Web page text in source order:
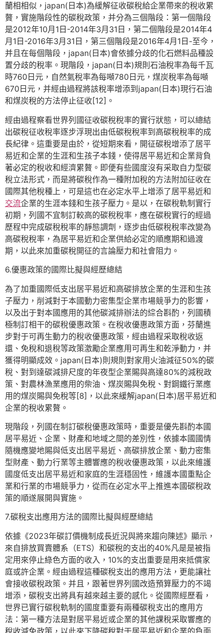
蘭相相似，japan(日本)為緩解征收碳稅給企業帶來的稅收累
贅，實施階段性的碳稅政策，并分為三個階段：第一個階段
是2012年10月1日-2014年3月31日，第二個階段是2014年4
月1日-2016年3月31日，第三個階段是2016年4月1日-至今，
并且在每個階段，japan(日本)會依據分歧的化石燃料品種設
置分歧的稅率。現階段，japan(日本)規則石油稅率為每千瓦
時760日元，自然氣稅率為每噸780日元，煤炭稅率為每噸
670日元，并經由過程將該稅率增添到japan(日本)現行石油
和煤炭稅的方法停止征收[12]。
經由過程察看世界列國征收碳稅稅率的實行狀態，可以總結
出碳稅征收稅率逐步浮現出由低碳稅稅率到高碳稅稅率的成
長紀律。這重要是由於，從短期來看，開征碳稅增添了居平
易近和企業的生涯和生孩子本錢，使得居平易近和企業背負
著必定的稅收和經濟累贅。即便有些國度沒有采取自力型碳
稅立法形式，而是將碳稅作為一種附加稅的方法附加征收在
國際其他稅種上，可是這也在必定水平上增添了居平易近和
交流企業的生涯本錢和生孩子壓力。是以，在碳稅軌制實行
初期，列國不宜制訂較高的碳稅稅率，應在碳稅實行的經過
歷程中完成碳稅稅率的靜態調劑，逐步由低碳稅稅率改變為
高碳稅稅率，為居平易近和企業供給必定的順應期和過渡
期，以此來加重碳稅開征的言論壓力和社會阻力。
6.優惠政策的國際比擬與經歷總結
為了加重國際低支出居平易近和高碳排放企業的生涯和生孩
子壓力，削減對于本國動力密集型企業市場競爭力的影響，
以及出于對本國應用的其他碳減排辦法的綜合斟酌，列國積
極制訂相干的碳稅優惠政策。在稅收優惠政策方面，芬蘭進
步對于可再生動力的稅收優惠政策，經由過程采取稅收返
還、免稅和退稅等政策激勵企業應用可再生和乾淨動力，并
獲得明顯成效。japan(日本)則規則對家用火油減征50%的碳
稅、對到達碳減排尺度的年夜型企業賜與高達80%的減稅政
策、對農林漁業應用的柴油、煤炭賜與免稅、對鋼鐵行業應
用的煤炭賜與免稅等[8]，以此來緩解japan(日本)居平易近和
企業的稅收累贅。
現階段，列國在制訂碳稅優惠政策時，重要是優先斟酌本國
居平易近、企業、財產和地域之間的差別性，依據本國國情
隨機應變地賜與低支出居平易近、高碳排放企業、動力密集
型財產、動力行業等主體響應的稅收優惠政策，以此來維護
國度低支出居平易近和家庭的生涯穩固性，維護本國重點企
業和行業的市場競爭力，從而在必定水平上推進本國碳稅政
策的順遂展開與實施。
7.碳稅支出應用方法的國際比擬與經歷總結
依據《2023年碳訂價機制成長近況與將來趨向陳述》顯示，
來自排放買賣體系（ETS）和碳稅的支出的40%凡是是被指
定用來停止綠色方面的收入，10%的支出重要是用來抵償家
庭或許企業。經由過程這種碳稅支出的應用方法，更能讓社
會接收碳稅政策。并且，跟著世界列國改造預算壓力的不竭
增添，碳稅支出將具有越來越主要的感化。從國際經歷看，
世界已實行碳稅軌制的國度重要有兩種碳稅支出的應用方
法：第一種方法是對居平易近或企業的其他課稅采取響應的
稅收減免政策，以此來下降碳稅對于居平易近和企業的負面